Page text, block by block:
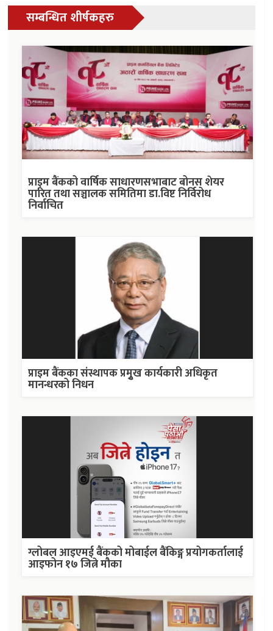
सम्बन्धित शीर्षकहरु
प्राइम बैंकको वार्षिक साधारणसभाबाट बोनस शेयर
पारित तथा सञ्चालक समितिमा डा.विष्ट निर्विरोध
निर्वाचित
प्राइम बैंकका संस्थापक प्रमुृख कार्यकारी अधिकृत
मानन्धरको निधन
ग्लोबल आइएमई बैंकको मोबाईल बैंकिङ्ग प्रयोगकर्तालाई
आइफोन १७ जित्ने मौका